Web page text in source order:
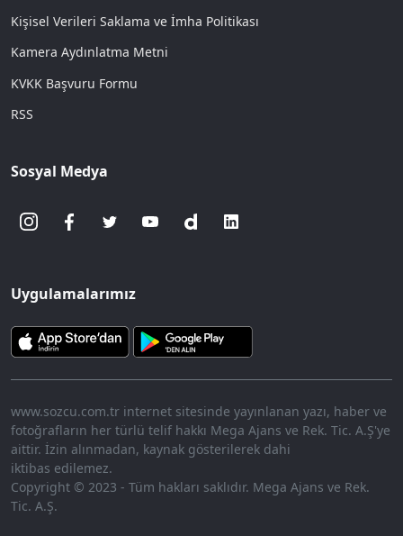
Kişisel Verileri Saklama ve İmha Politikası
Kamera Aydınlatma Metni
KVKK Başvuru Formu
RSS
Sosyal Medya
Uygulamalarımız
www.sozcu.com.tr internet sitesinde yayınlanan yazı, haber ve
fotoğrafların her türlü telif hakkı Mega Ajans ve Rek. Tic. A.Ş'ye
aittir. İzin alınmadan, kaynak gösterilerek dahi
iktibas edilemez.
Copyright © 2023 - Tüm hakları saklıdır. Mega Ajans ve Rek.
Tic. A.Ş.